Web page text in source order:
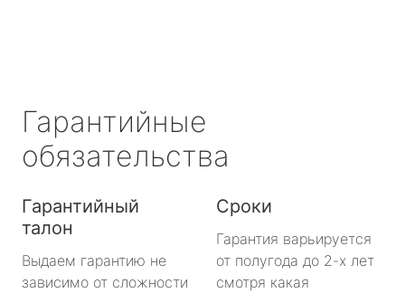
Гарантийные
обязательства
Гарантийный
талон
Выдаем гарантию не
зависимо от сложности
Сроки
Гарантия варьируется
от полугода до 2-х лет
смотря какая